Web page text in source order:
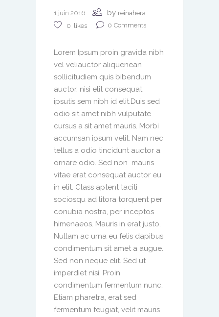
1 juin 2016 by reinahera
0
likes 0 Comments
Lorem Ipsum proin gravida nibh
vel veliauctor aliquenean
sollicitudiem quis bibendum
auctor, nisi elit consequat
ipsutis sem nibh id elit.Duis sed
odio sit amet nibh vulputate
cursus a sit amet mauris. Morbi
accumsan ipsum velit. Nam nec
tellus a odio tincidunt auctor a
ornare odio. Sed non mauris
vitae erat consequat auctor eu
in elit. Class aptent taciti
sociosqu ad litora torquent per
conubia nostra, per inceptos
himenaeos. Mauris in erat justo.
Nullam ac urna eu felis dapibus
condimentum sit amet a augue.
Sed non neque elit. Sed ut
imperdiet nisi. Proin
condimentum fermentum nunc.
Etiam pharetra, erat sed
fermentum feugiat, velit mauris